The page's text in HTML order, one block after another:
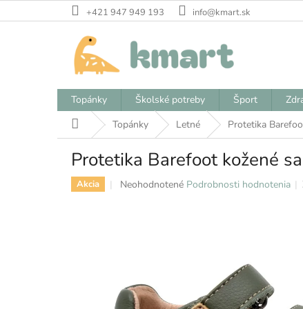
na
+421 947 949 193 info@kmart.sk
Topánky Školské potreby Šport
DomovTopánky Letné Protetika
Protetika Barefoot kožené
Akcia
Priemerné
Neohodnotené Podrobnosti hodnotenia